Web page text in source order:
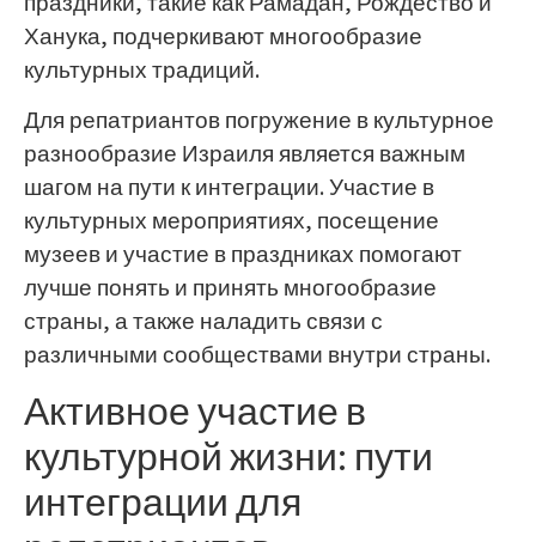
Ханука, подчеркивают многообразие
культурных традиций.
Для репатриантов погружение в культурное
разнообразие Израиля является важным
шагом на пути к интеграции. Участие в
культурных мероприятиях, посещение
музеев и участие в праздниках помогают
лучше понять и принять многообразие
страны, а также наладить связи с
различными сообществами внутри страны.
Активное участие в
культурной жизни: пути
интеграции для